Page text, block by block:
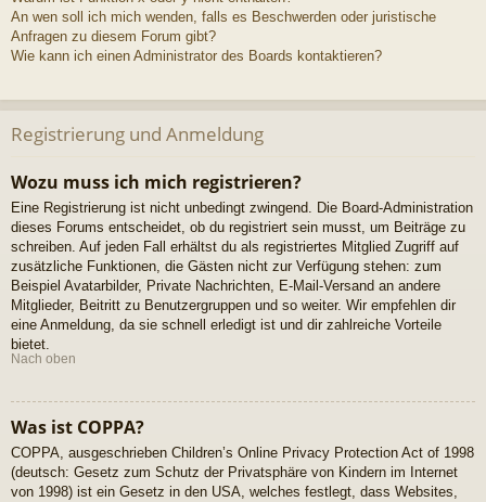
An wen soll ich mich wenden, falls es Beschwerden oder juristische
Anfragen zu diesem Forum gibt?
Wie kann ich einen Administrator des Boards kontaktieren?
Registrierung und Anmeldung
Wozu muss ich mich registrieren?
Eine Registrierung ist nicht unbedingt zwingend. Die Board-Administration
dieses Forums entscheidet, ob du registriert sein musst, um Beiträge zu
schreiben. Auf jeden Fall erhältst du als registriertes Mitglied Zugriff auf
zusätzliche Funktionen, die Gästen nicht zur Verfügung stehen: zum
Beispiel Avatarbilder, Private Nachrichten, E-Mail-Versand an andere
Mitglieder, Beitritt zu Benutzergruppen und so weiter. Wir empfehlen dir
eine Anmeldung, da sie schnell erledigt ist und dir zahlreiche Vorteile
bietet.
Nach oben
Was ist COPPA?
COPPA, ausgeschrieben Children’s Online Privacy Protection Act of 1998
(deutsch: Gesetz zum Schutz der Privatsphäre von Kindern im Internet
von 1998) ist ein Gesetz in den USA, welches festlegt, dass Websites,